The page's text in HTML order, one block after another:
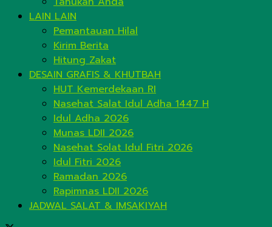
LAIN LAIN
Pemantauan Hilal
Kirim Berita
Hitung Zakat
DESAIN GRAFIS & KHUTBAH
HUT Kemerdekaan RI
Nasehat Salat Idul Adha 1447 H
Idul Adha 2026
Munas LDII 2026
Nasehat Solat Idul Fitri 2026
Idul Fitri 2026
Ramadan 2026
Rapimnas LDII 2026
JADWAL SALAT & IMSAKIYAH